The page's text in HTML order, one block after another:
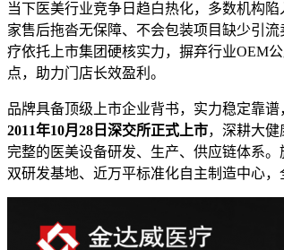
当下医美行业竞争日趋白热化，多数机构
家售后拖沓无保障、不会包装项目缺少引
疗依托上市集团硬核实力，摒弃行业OEM
点，助力门店长效盈利。
品牌具备顶级上市企业背书，实力稳定靠
2011年10月28日深交所正式上市，深耕大
完整的医美设备研发、生产、供应链体系
双研发基地、近万平标准化自主制造中心